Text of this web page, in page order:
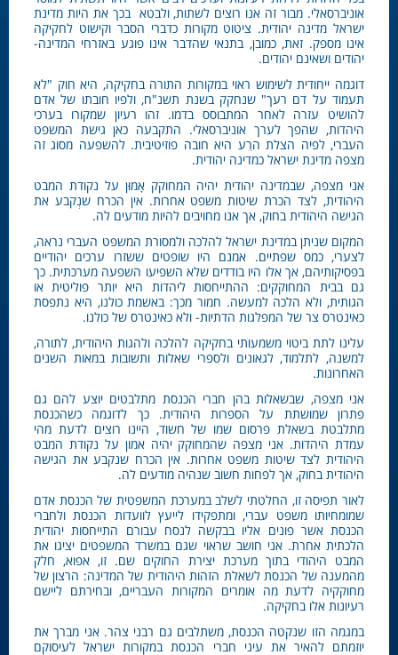
אוניברסאלי. מבור זה אנו רוצים לשתות, ולבטא בכך את היות מדינת
ישראל מדינה יהודית. ציטוט מקורות כדברי הסבר וקישוט לחקיקה
אינו מספק. זאת, כמובן, בתנאי שהדבר אינו פוגע באזרחי המדינה-
יהודים ושאינם יהודים.
דוגמה ייחודית לשימוש ראוי במקורות התורה בחקיקה, היא חוק "לא
תעמוד על דם רעך" שנחקק בשנת תשנ"ח, ולפיו חובתו של אדם
להושיט עזרה לאחר המתבוסס בדמו. זהו רעיון שמקורו בערכי
היהדות, שהפך לערך אוניברסאלי. התקבעה כאן גישת המשפט
העברי, לפיה הצלת הרֵע היא חובה פוזיטיבית. להשפעה מסוג זה
מצפה מדינת ישראל כמדינה יהודית.
אני מצפה, שבמדינה יהודית יהיה המחוקק אָמוּן על נקודת המבט
היהודית, לצד הכרת שיטות משפט אחרות. אין הכרח שנְקבע את
הגישה היהודית בחוק, אך אנו מחויבים להיות מודעים לה.
המקום שניתן במדינת ישראל להלכה ולמסורת המשפט העברי נראה,
לצערי, כמס שפתיים. אמנם היו שופטים ששזרו ערכים יהודיים
בפסיקותיהם, אך אלו היו בודדים שלא השפיעו השפעה מערכתית. כך
גם בבית המחוקקים: ההתייחסות ליהדות היא יותר פוליטית או
הגותית, ולא הלכה למעשה. חמור מכך: באשמת כולנו, היא נתפסת
כאינטרס צר של המפלגות הדתיות- ולא כאינטרס של כולנו.
עלינו לתת ביטוי משמעותי בחקיקה להלכה ולהגות היהודית, לתורה,
למשנה, לתלמוד, לגאונים ולספרי שאלות ותשובות במאות השנים
האחרונות.
אני מצפה, שבשאלות בהן חברי הכנסת מתלבטים יוצע להם גם
פתרון שמושתת על הספרות היהודית. כך לדוגמה כשהכנסת
מתלבטת בשאלת פרסום שמו של חשוד, היינו רוצים לדעת מהי
עמדת היהדות. אני מצפה שהמחוקק יהיה אמון על נקודת המבט
היהודית לצד שיטות משפט אחרות. אין הכרח שנקבע את הגישה
היהודית בחוק, אך לפחות חשוב שנהיה מודעים לה.
לאור תפיסה זו, החלטתי לשלב במערכת המשפטית של הכנסת אדם
שמומחיותו משפט עברי, ומתפקידו לייעץ לוועדות הכנסת ולחברי
הכנסת אשר פונים אליו בבקשה לנסח עבורם התייחסות יהודית
הלכתית אחרת. אני חושב שראוי שגם במשרד המשפטים יציגו את
המבט היהודי בתוך מערכת יצירת החוקים שם. זו, אפוא, חלק
מהמענה של הכנסת לשאלת הזהות היהודית של המדינה: הרצון של
מחוקקיה לדעת מה אומרים המקורות העבריים, ובחירתם ליישם
רעיונות אלו בחקיקה.
במגמה הזו שנקטה הכנסת, משתלבים גם רבני צהר. אני מברך את
יוזמתם להאיר את עיני חברי הכנסת במקורות ישראל לעיסוקם